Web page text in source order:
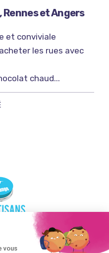
vous
Rennes et Angers
et conviviale
les rues avec
chaud...